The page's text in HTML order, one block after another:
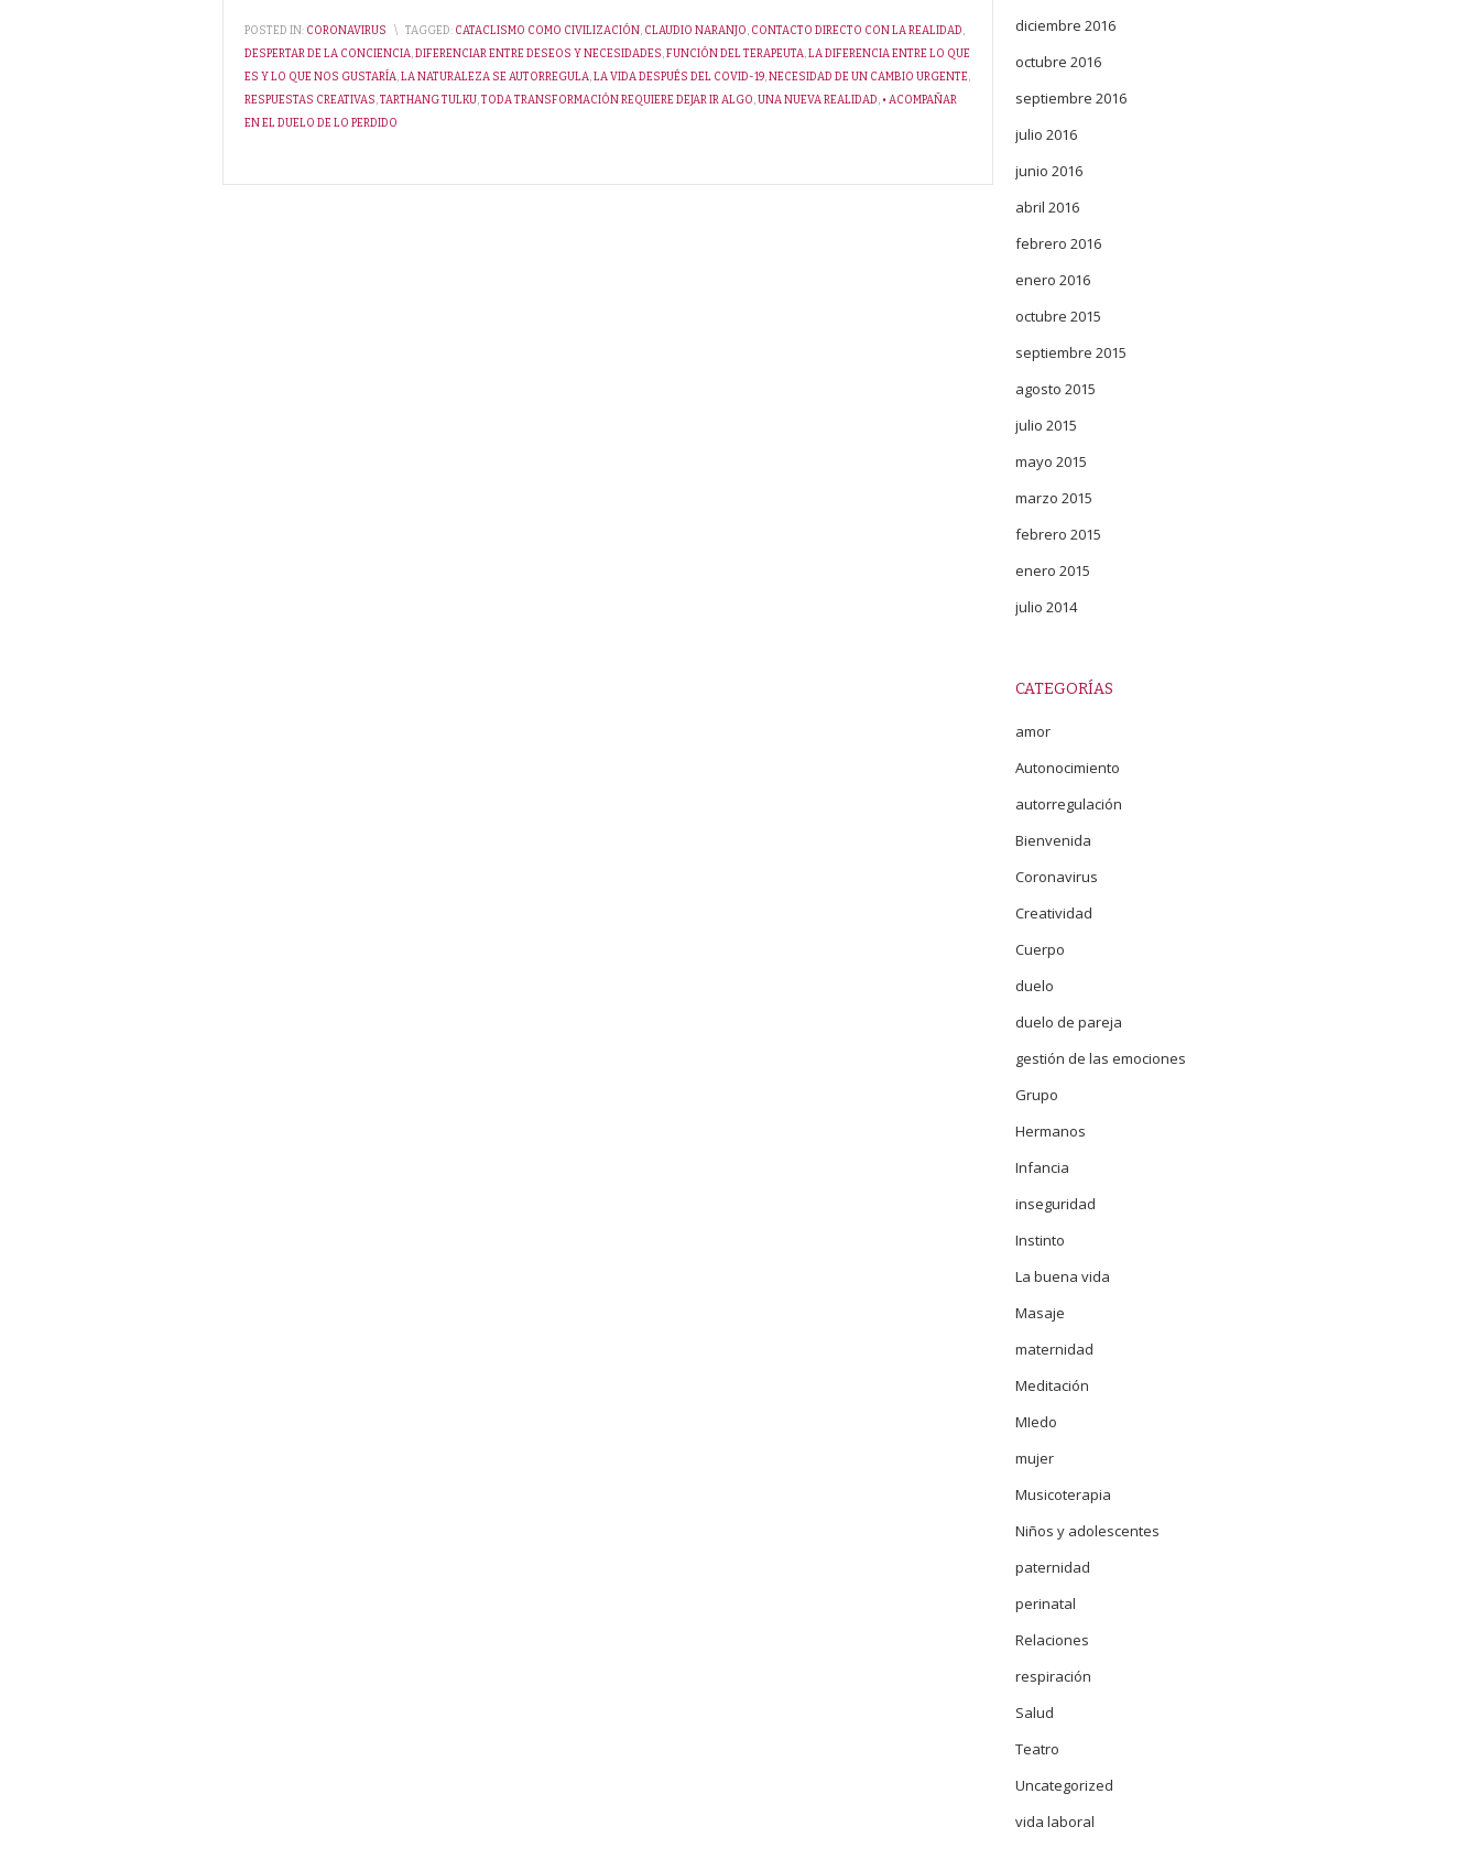
POSTED IN: CORONAVIRUS \ TAGGED: CATACLISMO COMO CIVILIZACIÓN, CLAUDIO NARANJO, CONTACTO DIRECTO CON LA REALIDAD,
DESPERTAR DE LA CONCIENCIA,DIFERENCIAR ENTRE DESEOS Y NECESIDADES,FUNCIÓN DEL TERAPEUTA,LA DIFERENCIA ENTRE LO QUE
ES Y LO QUE NOS GUSTARÍA,LA NATURALEZA SE AUTORREGULA,LA VIDA DESPUÉS DEL COVID-19,NECESIDAD DE UN CAMBIO URGENTE,
RESPUESTAS CREATIVAS,TARTHANG TULKU,TODA TRANSFORMACIÓN REQUIERE DEJAR IR ALGO,UNA NUEVA REALIDAD, • ACOMPAÑAR
EN EL DUELO DE LO PERDIDO
diciembre 2016
octubre 2016
septiembre 2016
julio 2016
junio 2016
abril 2016
febrero 2016
enero 2016
octubre 2015
septiembre 2015
agosto 2015
julio 2015
mayo 2015
marzo 2015
febrero 2015
enero 2015
julio 2014
CATEGORÍAS
amor
Autonocimiento
autorregulación
Bienvenida
Coronavirus
Creatividad
Cuerpo
duelo
duelo de pareja
gestión de las emociones
Grupo
Hermanos
Infancia
inseguridad
Instinto
La buena vida
Masaje
maternidad
Meditación
MIedo
mujer
Musicoterapia
Niños y adolescentes
paternidad
perinatal
Relaciones
respiración
Salud
Teatro
Uncategorized
vida laboral